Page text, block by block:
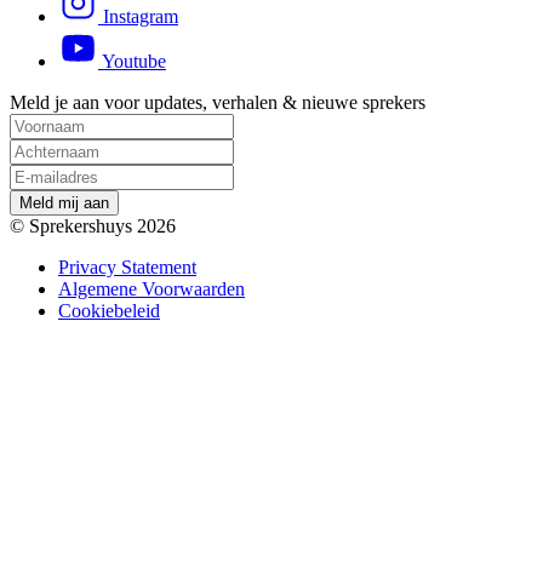
Instagram
Youtube
Meld je aan voor updates, verhalen & nieuwe sprekers
Me d mij aan
© Sprekershuys 2026
Privacy Statement
Algemene Voorwaarden
Cookiebeleid